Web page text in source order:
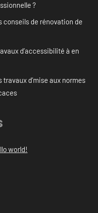
?
conseils de rénovation de
d’accessibilité à en
d’mise aux normes
world!